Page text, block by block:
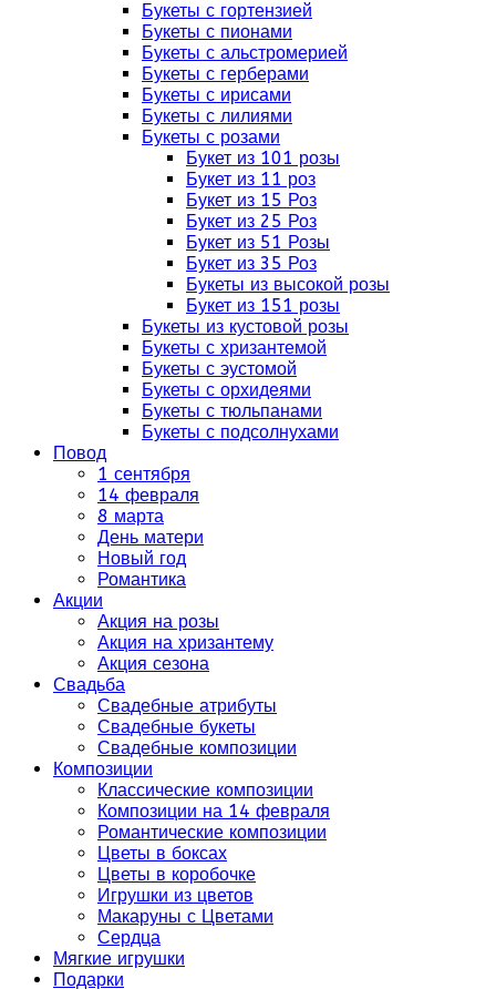
Букеты с гортензией
Букеты с пионами
Букеты с альстромерией
Букеты с герберами
Букеты с ирисами
Букеты с лилиями
Букеты с розами
Букет из 101 розы
Букет из 11 роз
Букет из 15 Роз
Букет из 25 Роз
Букет из 51 Розы
Букет из 35 Роз
Букеты из высокой розы
Букет из 151 розы
Букеты из кустовой розы
Букеты с хризантемой
Букеты с эустомой
Букеты с орхидеями
Букеты с тюльпанами
Букеты с подсолнухами
Повод
1 сентября
14 февраля
8 марта
День матери
Новый год
Романтика
Акции
Акция на розы
Акция на хризантему
Акция сезона
Свадьба
Свадебные атрибуты
Свадебные букеты
Свадебные композиции
Композиции
Классические композиции
Композиции на 14 февраля
Романтические композиции
Цветы в боксах
Цветы в коробочке
Игрушки из цветов
Макаруны с Цветами
Сердца
Мягкие игрушки
Подарки